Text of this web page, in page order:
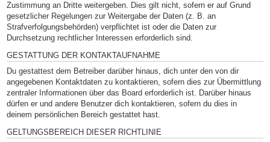
Zustimmung an Dritte weitergeben. Dies gilt nicht, sofern er auf Grund
gesetzlicher Regelungen zur Weitergabe der Daten (z. B. an
Strafverfolgungsbehörden) verpflichtet ist oder die Daten zur
Durchsetzung rechtlicher Interessen erforderlich sind.
GESTATTUNG DER KONTAKTAUFNAHME
Du gestattest dem Betreiber darüber hinaus, dich unter den von dir
angegebenen Kontaktdaten zu kontaktieren, sofern dies zur Übermittlung
zentraler Informationen über das Board erforderlich ist. Darüber hinaus
dürfen er und andere Benutzer dich kontaktieren, sofern du dies in
deinem persönlichen Bereich gestattet hast.
GELTUNGSBEREICH DIESER RICHTLINIE